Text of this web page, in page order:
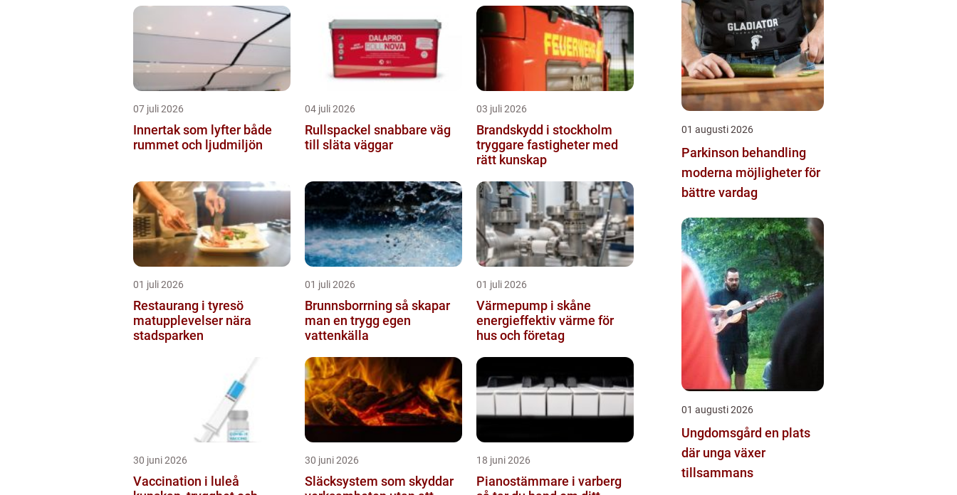
07 juli 2026
Innertak som lyfter både
rummet och ljudmiljön
04 juli 2026
Rullspackel snabbare väg
till släta väggar
03 juli 2026
Brandskydd i stockholm
tryggare fastigheter med
rätt kunskap
01 juli 2026
Restaurang i tyresö
matupplevelser nära
stadsparken
01 juli 2026
Brunnsborrning så skapar
man en trygg egen
vattenkälla
01 juli 2026
Värmepump i skåne
energieffektiv värme för
hus och företag
30 juni 2026
Vaccination i luleå
30 juni 2026
Släcksystem som skyddar
18 juni 2026
Pianostämmare i varberg
01 augusti 2026
Parkinson behandling
moderna möjligheter för
bättre vardag
01 augusti 2026
Ungdomsgård en plats
där unga växer
tillsammans